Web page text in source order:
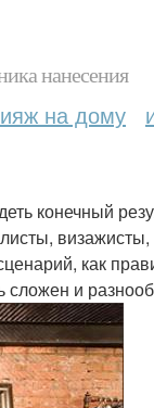
нанесения
на дому
конечный
как
сложен и